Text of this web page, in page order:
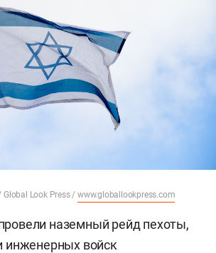
Look Press /www.globallookpress.com
наземный рейд пехоты,
инженерных войск